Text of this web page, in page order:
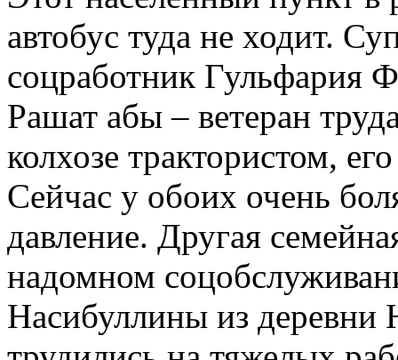
автобус туда не ходит.
соцработник Гульфария
Рашат абы – ветеран
колхозе трактористом,
Сейчас у обоих очень
давление. Другая
надомном
Насибуллины из деревни